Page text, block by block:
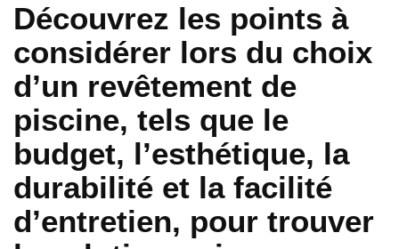
Découvrez les points à
considérer lors du choix
d’un revêtement de
piscine, tels que le
budget, l’esthétique, la
durabilité et la facilité
d’entretien, pour trouver